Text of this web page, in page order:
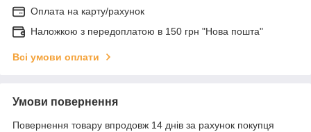
Оплата на карту/рахунок
Наложкою з передоплатою в 150 грн "Нова пошта"
Всі умови оплати
Умови повернення
Повернення товару впродовж 14 днів за рахунок покупця